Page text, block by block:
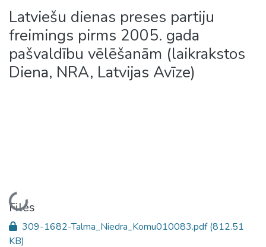
Latviešu dienas preses partiju
freimings pirms 2005. gada
pašvaldību vēlēšanām (laikrakstos
Diena, NRA, Latvijas Avīze)
Loading...
Files
309-1682-Talma_Niedra_Komu010083.pdf(812.51
KB)